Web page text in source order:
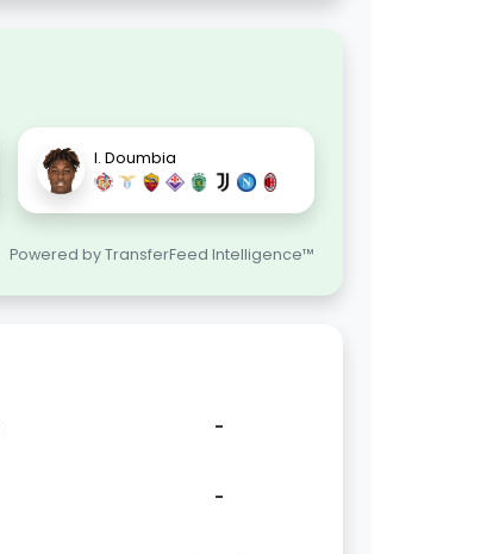
I. Doumbia
Powered by TransferFeed Intelligence™
-
-